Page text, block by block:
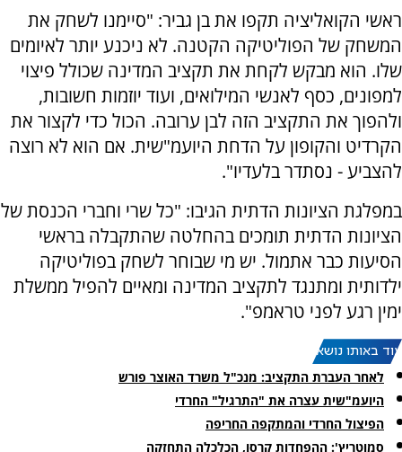
ראשי הקואליציה תקפו את בן גביר: "סיימנו לשחק את
המשחק של הפוליטיקה הקטנה. לא ניכנע יותר לאיומים
שלו. הוא מבקש לקחת את תקציב המדינה שכולל פיצוי
למפונים, כסף לאנשי המילואים, ועוד יוזמות חשובות,
ולהפוך את התקציב הזה לבן ערובה. הכול כדי לקצור את
הקרדיט והקופון על הדחת היועמ"שית. אם הוא לא רוצה
להצביע - נסתדר בלעדיו".
במפלגת הציונות הדתית הגיבו: "כל שרי וחברי הכנסת של
הציונות הדתית תומכים בהחלטה שהתקבלה בראשי
הסיעות כבר אתמול. יש מי שבוחר לשחק בפוליטיקה
ילדותית ומתנגד לתקציב המדינה ומאיים להפיל ממשלת
ימין רגע לפני טראמפ".
עוד באותו נושא:
לאחר העברת התקציב: מנכ"ל משרד האוצר פורש
היועמ"שית עצרה את "התרגיל" החרדי
הפיצול החרדי והמתקפה החריפה
סמוטריץ': ההפחדות קרסו, הכלכלה התחזקה